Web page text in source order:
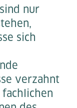
nur
sich
verzahnt